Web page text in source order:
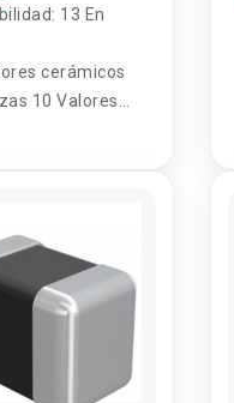
13 En
cerámicos
10 Valores